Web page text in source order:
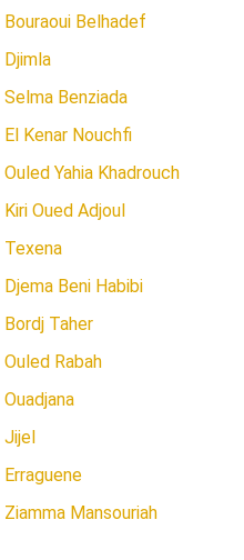
Bouraoui Belhadef
Djimla
Selma Benziada
El Kenar Nouchfi
Ouled Yahia Khadrouch
Kiri Oued Adjoul
Texena
Djema Beni Habibi
Bordj Taher
Ouled Rabah
Ouadjana
Jijel
Erraguene
Ziamma Mansouriah